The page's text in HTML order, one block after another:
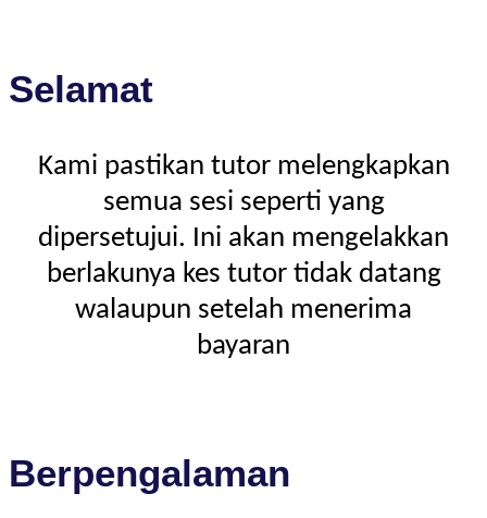
Selamat
Kami pastikan tutor melengkapkan
semua sesi seperti yang
dipersetujui. Ini akan mengelakkan
berlakunya kes tutor tidak datang
walaupun setelah menerima
bayaran
Berpengalaman